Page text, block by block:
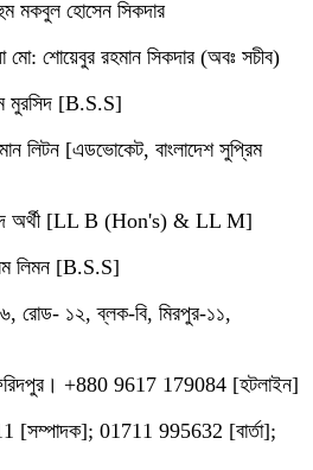
মকবুল হোসেন সিকদার
মো: শোয়েবুর রহমান সিকদার (অবঃ সচীব)
[B.S.S]
লিটন [এডভোকেট, বাংলাদেশ সুপ্রিম
অর্থী [LL B (Hon's) & LL M]
লিমন [B.S.S]
৬, রোড- ১২, ব্লক-বি, মিরপুর-১১,
+880 9617 179084 [হটলাইন]
[সম্পাদক]; 01711 995632 [বার্তা];